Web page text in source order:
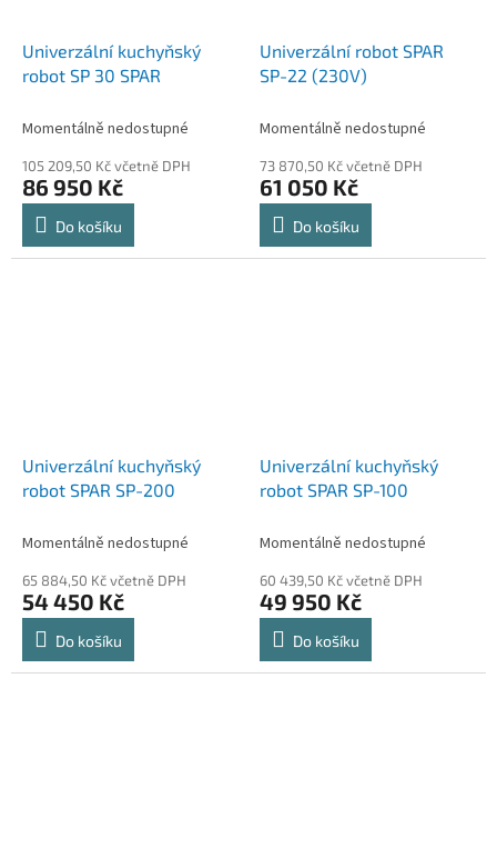
Univerzální kuchyňský
robot SP 30 SPAR
Momentálně nedostupné
105 209,50 Kč včetně DPH
86 950 Kč
Do košíku
Univerzální robot SPAR
SP-22 (230V)
Momentálně nedostupné
73 870,50 Kč včetně DPH
61 050 Kč
Do košíku
Univerzální kuchyňský
robot SPAR SP-200
Momentálně nedostupné
65 884,50 Kč včetně DPH
54 450 Kč
Do košíku
Univerzální kuchyňský
robot SPAR SP-100
Momentálně nedostupné
60 439,50 Kč včetně DPH
49 950 Kč
Do košíku